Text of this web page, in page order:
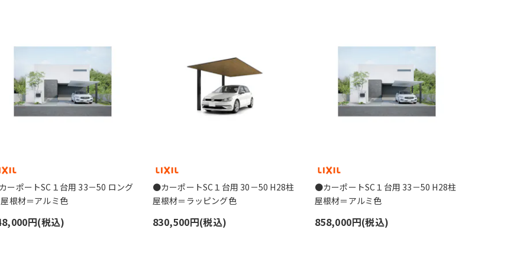
ーポートSC１台用 33－50 ロング
根材＝アルミ色
円(税込)
●カーポートSC１台用 30－50 H28柱
屋根材＝ラッピング色
830,500円(税込)
●カーポートSC１台用 33－50 H28柱
屋根材＝アルミ色
858,000円(税込)